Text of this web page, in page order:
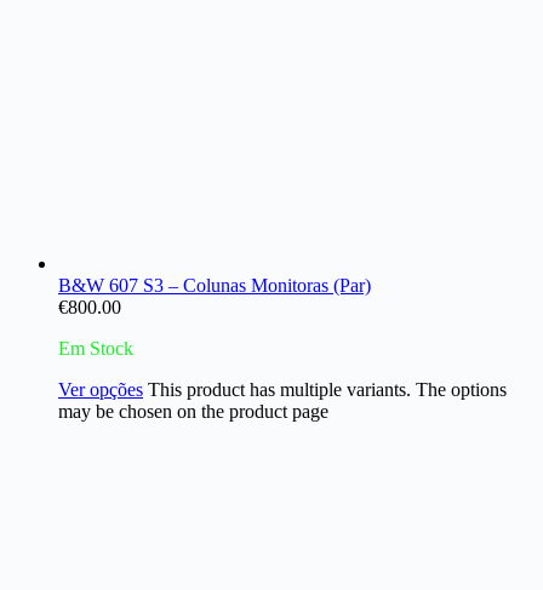
B&W 607 S3 – Colunas Monitoras (Par)
€800.00
Em Stock
Ver opções This product has multiple variants. The options
may be chosen on the product page